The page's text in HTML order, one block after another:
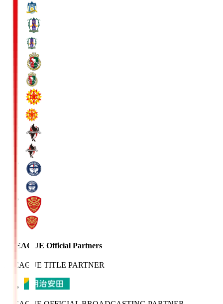
J.LEAGUE Official Partners
J.LEAGUE TITLE PARTNER